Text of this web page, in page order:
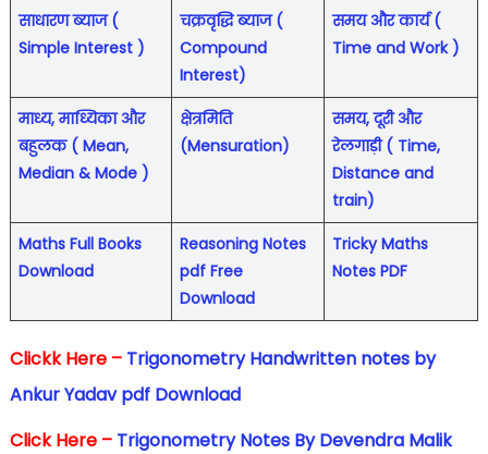
साधारण ब्याज (
Simple Interest )
चक्रवृद्धि ब्याज (
Compound
Interest)
समय और कार्य (
Time and Work )
माध्य, माध्यिका और
बहुलक ( Mean,
Median & Mode )
क्षेत्रमिति
(Mensuration)
समय, दूरी और
रेलगाड़ी ( Time,
Distance and
train)
Maths Full Books
Download
Reasoning Notes
pdf Free
Download
Tricky Maths
Notes PDF
Clickk Here –Trigonometry Handwritten notes by
Ankur Yadav pdf Download
Click Here – Trigonometry Notes By Devendra Malik